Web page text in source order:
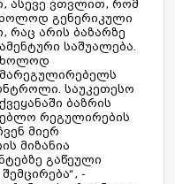
ასევე ვთვლით, რომ
გენერიკული
რაც არის ბაზარზე
საშუალება.
საუკეთესო
ბაზრის
რეგულირების
მიერ
მიზანია
გაწეული
-